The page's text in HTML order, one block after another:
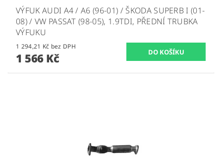
VÝFUK AUDI A4 / A6 (96-01) / ŠKODA SUPERB I (01-
08) / VW PASSAT (98-05), 1.9TDI, PŘEDNÍ TRUBKA
VÝFUKU
1 294,21 Kč bez DPH
1 566 Kč